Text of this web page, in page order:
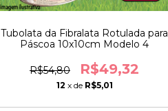
Tubolata da Fibralata Rotulada para
Páscoa 10x10cm Modelo 4
R$54,80 R$49,32
12 x de R$5,01